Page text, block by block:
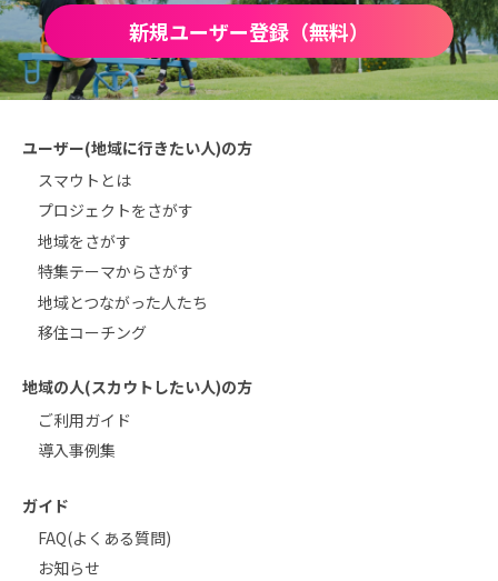
新規ユーザー登録（無料）
ユーザー(地域に行きたい人)の方
スマウトとは
プロジェクトをさがす
地域をさがす
特集テーマからさがす
地域とつながった人たち
移住コーチング
地域の人(スカウトしたい人)の方
ご利用ガイド
導入事例集
ガイド
FAQ(よくある質問)
お知らせ